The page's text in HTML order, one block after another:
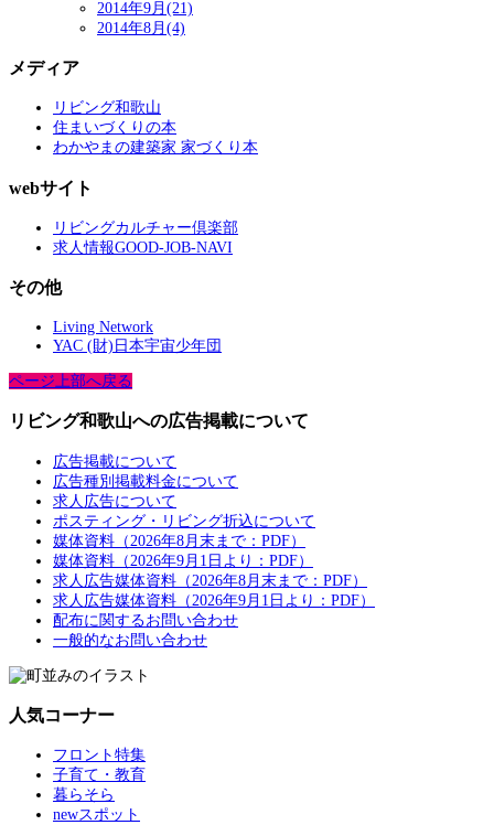
2014年9月(21)
2014年8月(4)
メディア
リビング和歌山
住まいづくりの本
わかやまの建築家 家づくり本
webサイト
リビングカルチャー倶楽部
求人情報GOOD-JOB-NAVI
その他
Living Network
YAC (財)日本宇宙少年団
ページ上部へ戻る
リビング和歌山への広告掲載について
広告掲載について
広告種別掲載料金について
求人広告について
ポスティング・リビング折込について
媒体資料（2026年8月末まで：PDF）
媒体資料（2026年9月1日より：PDF）
求人広告媒体資料（2026年8月末まで：PDF）
求人広告媒体資料（2026年9月1日より：PDF）
配布に関するお問い合わせ
一般的なお問い合わせ
人気コーナー
フロント特集
子育て・教育
暮らそら
newスポット